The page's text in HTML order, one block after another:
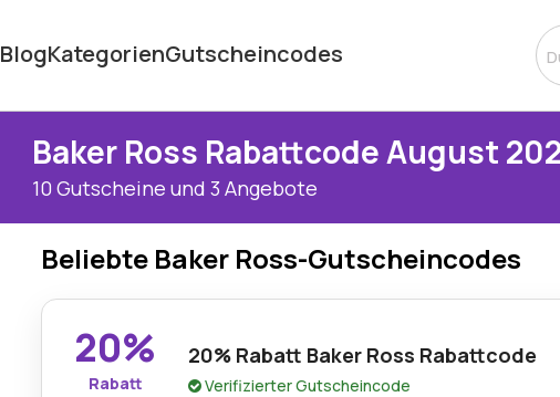
BlogKategorienGutscheincodes
Baker Ross Rabattcode August
10 Gutscheine und 3 Angebote
Beliebte Baker Ross-Gutscheincodes
20%
Rabatt
20% Rabatt Baker Ross Rabattcode
Verifizierter Gutscheincode